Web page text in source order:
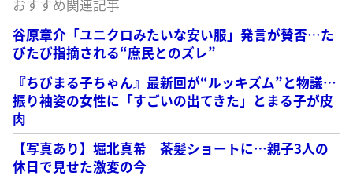
おすすめ関連記事
谷原章介「ユニクロみたいな安い服」発言が賛否…た
びたび指摘される“庶民とのズレ”
『ちびまる子ちゃん』最新回が“ルッキズム”と物議…
振り袖姿の女性に「すごいの出てきた」とまる子が皮
肉
【写真あり】堀北真希 茶髪ショートに…親子3人の
休日で見せた激変の今